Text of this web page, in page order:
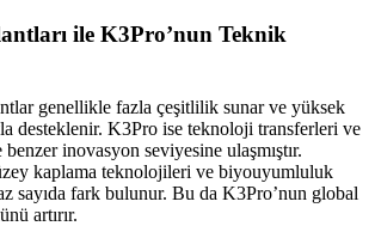
ile K3Pro’nun Teknik
genellikle fazla çeşitlilik sunar ve yüksek
desteklenir. K3Pro ise teknoloji transferleri ve
inovasyon seviyesine ulaşmıştır.
kaplama teknolojileri ve biyouyumluluk
sayıda fark bulunur. Bu da K3Pro’nun global
artırır.